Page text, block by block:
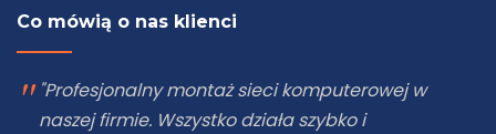
Co mówią o nas klienci
"Zleciliśmy firmie eNetwork montaż kamer
Hikvision w naszym sklepie. Jakość obrazu jest